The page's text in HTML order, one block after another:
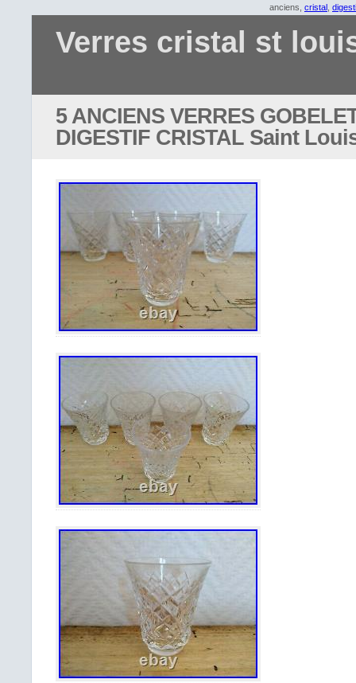
anciens, cristal
Verres cristal st
5 ANCIENS VERRES
DIGESTIF CRISTAL Saint